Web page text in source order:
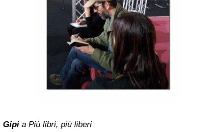
Gipi a Più libri, più liberi